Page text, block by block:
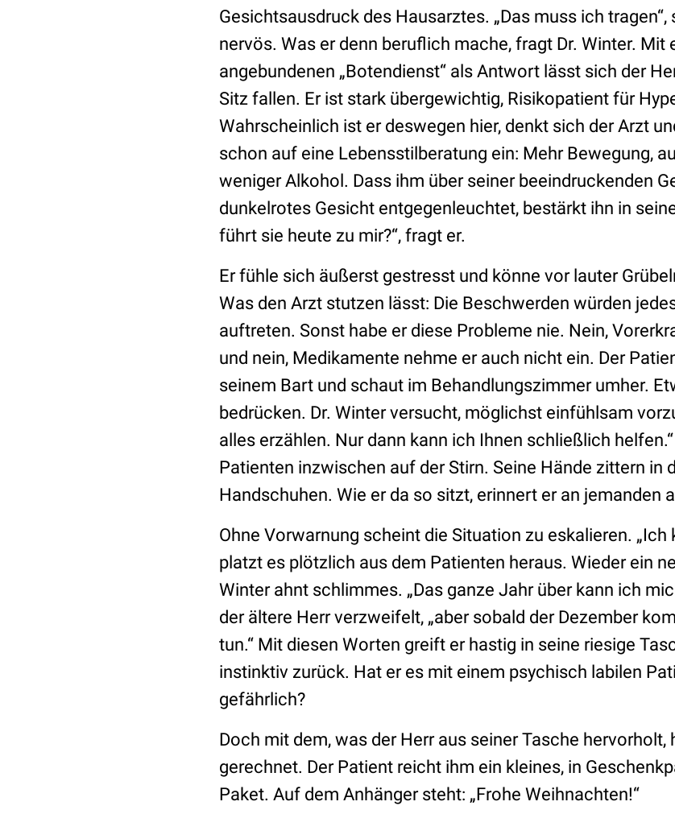
Gesichtsausdruck des Hausarztes. „Das muss ich
nervös. Was er denn beruflich mache, fragt Dr. Winter. Mit
angebundenen „Botendienst“ als Antwort lässt sich der
Sitz fallen. Er ist stark übergewichtig, Risikopatient für
Wahrscheinlich ist er deswegen hier, denkt sich der Arzt
schon auf eine Lebensstilberatung ein: Mehr Bewegung,
weniger Alkohol. Dass ihm über seiner beeindruckenden
dunkelrotes Gesicht entgegenleuchtet, bestärkt ihn in
führt sie heute zu mir?“, fragt er.
Er fühle sich äußerst gestresst und könne vor lauter
Was den Arzt stutzen lässt: Die Beschwerden würden
auftreten. Sonst habe er diese Probleme nie. Nein,
und nein, Medikamente nehme er auch nicht ein. Der
seinem Bart und schaut im Behandlungszimmer umher.
bedrücken. Dr. Winter versucht, möglichst einfühlsam
alles erzählen. Nur dann kann ich Ihnen schließlich
Patienten inzwischen auf der Stirn. Seine Hände zittern in
Handschuhen. Wie er da so sitzt, erinnert er an jemanden
Ohne Vorwarnung scheint die Situation zu eskalieren. „Ich
platzt es plötzlich aus dem Patienten heraus. Wieder ein
Winter ahnt schlimmes. „Das ganze Jahr über kann ich
der ältere Herr verzweifelt, „aber sobald der Dezember
tun.“ Mit diesen Worten greift er hastig in seine riesige
instinktiv zurück. Hat er es mit einem psychisch labilen
gefährlich?
Doch mit dem, was der Herr aus seiner Tasche hervorholt,
gerechnet. Der Patient reicht ihm ein kleines, in
Paket. Auf dem Anhänger steht: „Frohe Weihnachten!“